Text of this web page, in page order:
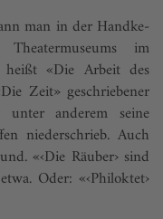
man in der Handke-
im
«Die Arbeit des
Zeit» geschriebener
anderem seine
niederschrieb. Auch
«‹Die Räuber› sind
Oder: «‹Philoktet›